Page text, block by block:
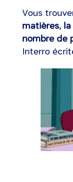
Vous
matières, la
nombre de
Interro